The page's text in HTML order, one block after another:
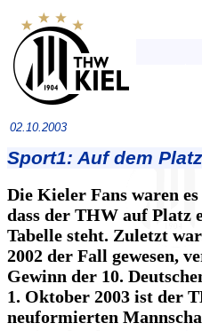
02.10.2003
Sport1: Auf dem
Die Kieler Fans waren
dass der THW auf Platz
Tabelle steht. Zuletzt
2002 der Fall gewesen,
Gewinn der 10.
1. Oktober 2003 ist der
neuformierten